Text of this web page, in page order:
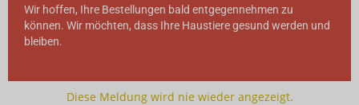
Wir hoffen, Ihre Bestellungen bald entgegennehmen zu
können. Wir möchten, dass Ihre Haustiere gesund werden und
bleiben.
Diese Meldung wird nie wieder angezeigt.